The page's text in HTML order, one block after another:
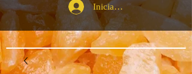
Iniciar sesión